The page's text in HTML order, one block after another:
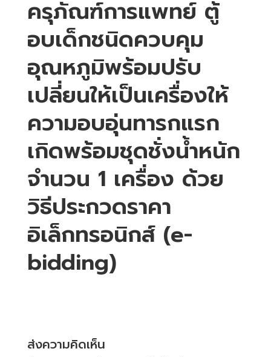
ครุภัณฑ์การแพทย์ ตู้
อบเด็กชนิดควบคุม
อุณหภูมิพร้อมปรับ
เปลี่ยนให้เป็นเครื่องให้
ความอบอุ่นทารกแรก
เกิดพร้อมชุดชั่งน้ำหนัก
จำนวน 1 เครื่อง ด้วย
วิธีประกวดราคา
อิเล็กทรอนิกส์ (e-
bidding)
ส่งความคิดเห็น